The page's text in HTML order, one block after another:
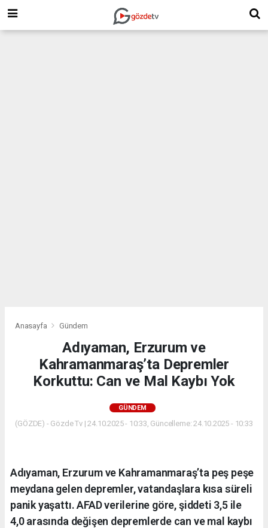
Anasayfa Gündem
Adıyaman, Erzurum ve
Kahramanmaraş’ta Depremler
Korkuttu: Can ve Mal Kaybı Yok
GÜNDEM
(GÖZDE) - Gözde Tv | 24.10.2025 - 10:33, Güncelleme: 24.10.2025 - 10:33
Adıyaman, Erzurum ve Kahramanmaraş’ta peş peşe
meydana gelen depremler, vatandaşlara kısa süreli
panik yaşattı. AFAD verilerine göre, şiddeti 3,5 ile
4,0 arasında değişen depremlerde can ve mal kaybı